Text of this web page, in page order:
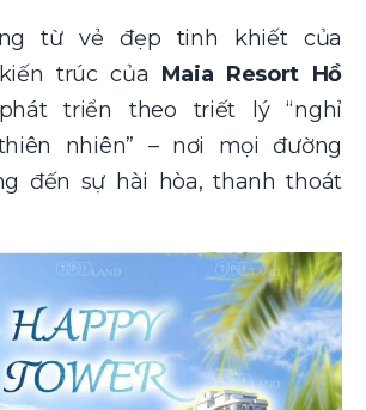
từ vẻ đẹp tinh khiết của
trúc của Maia Resort Hồ
triển theo triết lý “nghỉ
nhiên” – nơi mọi đường
đến sự hài hòa, thanh thoát